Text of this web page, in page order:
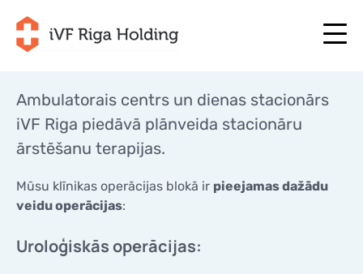
LV
PAR MUMS
JŪSU PROGRAMMA
LV
PAR MUMS
ĀRSTĒŠANA
Ambulatorais centrs un dienas stacionārs
iVF Riga piedāvā plānveida stacionāru
ārstēšanu terapijas.
Mūsu klīnikas operācijas blokā ir pieejamas dažādu
veidu operācijas:
Uroloģiskās operācijas: